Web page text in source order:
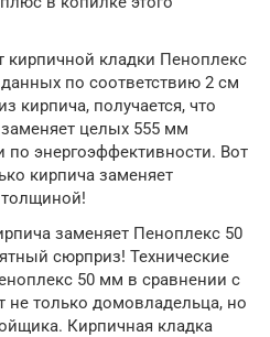
кирпичной кладки Пеноплекс
по соответствию 2 см
кирпича, получается, что
целых 555 мм
по энергоэффективности. Вот
кирпича заменяет
заменяет Пеноплекс 50
сюрприз! Технические
50 мм в сравнении с
не только домовладельца, но
Кирпичная кладка